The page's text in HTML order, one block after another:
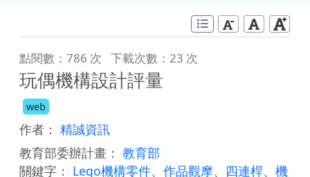
點閱數：786 次 下載次數：23 次
玩偶機構設計評量
web
作者： 精誠資訊
教育部委辦計畫： 教育部
關鍵字： Lego機構零件、 作品觀摩、 四連桿、 機